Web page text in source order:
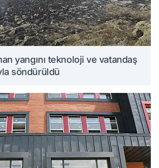
yangını teknoloji ve vatandaş
söndürüldü